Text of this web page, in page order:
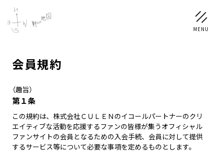
ログイン
NEWS
SCHEDULE
会員規約
（趣旨）
第１条
この規約は、株式会社ＣＵＬＥＮのイコールパートナーのクリ
エイティブな活動を応援するファンの皆様が集うオフィシャル
ファンサイトの会員となるための入会手続、会員に対して提供
するサービス等について必要な事項を定めるものとします。